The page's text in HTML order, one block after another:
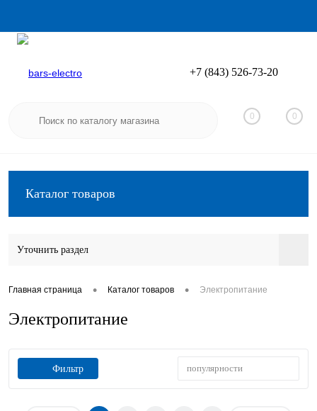
Вход
+7 (843) 526-73-20
0 0
Каталог товаров
Уточнить раздел
Главная страница • Каталог товаров • Электропитание
Электропитание
Фильтр популярности